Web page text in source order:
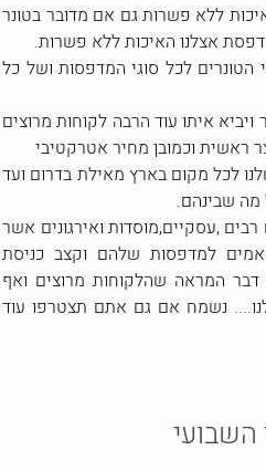
ללא פשרות גם אם מדובר בטונר
אצלנו האיכות ללא פשרות.
הטונרים לכל סוגי המדפסות ושל כל
ויביא איתו עוד הרבה לקוחות מרוצים
ראשית וכמובן מחיר אטרקטיבי
לכל מקום בארץ מאילת בדרום ועד
מה שבינהם.
,עסקיים,מוסדות ואירגונים אשר
למדפסות שלהם וקצב כניסת
המראה שהלקוחות מרוצים ואף
נשמח אם גם אתם תצטרפו עוד
השבועי